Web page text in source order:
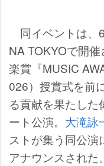
同イベントは、
NA TOKYOで開
楽賞『MUSIC
026）授賞式を前
る貢献を果たした
ート公演。 大滝詠
ストが集う同公
アナウンスされた。